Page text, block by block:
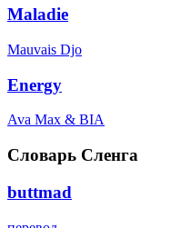
Maladie
Mauvais Djo
Energy
Ava Max & BIA
Словарь Сленга
buttmad